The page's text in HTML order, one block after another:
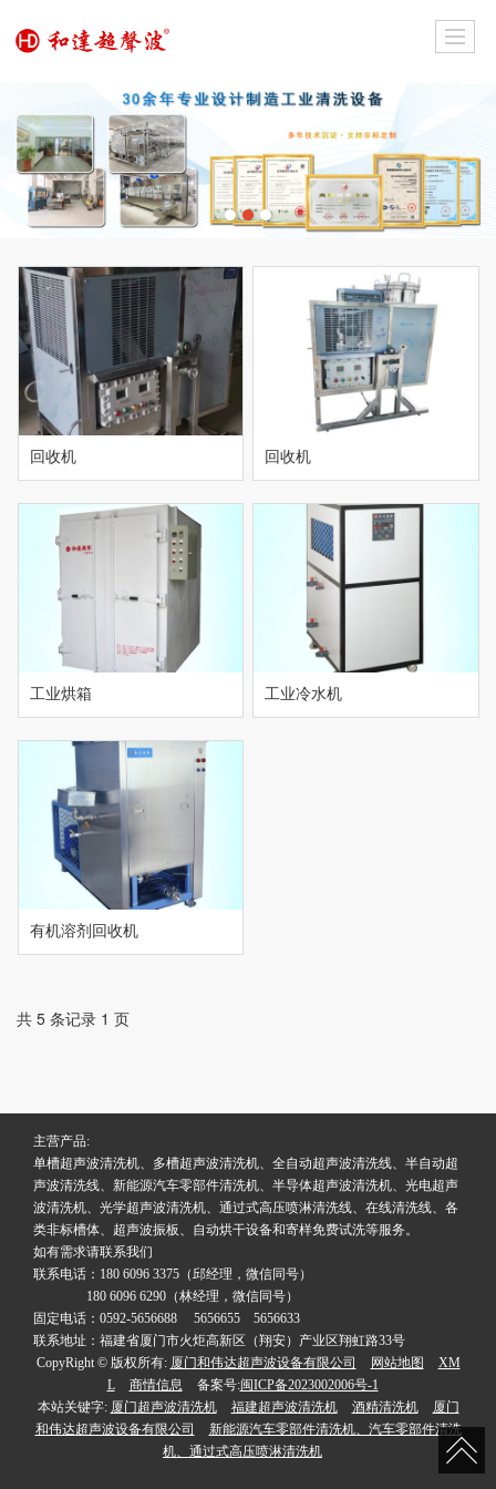
回收机 回收机
工业烘箱 工业冷水机
有机溶剂回收机
共 5 条记录 1 页
主营产品:
单槽超声波清洗机、多槽超声波清洗机、全自动超声波清洗线、半自动超
声波清洗线、新能源汽车零部件清洗机、半导体超声波清洗机、光电超声
波清洗机、光学超声波清洗机、通过式高压喷淋清洗线、在线清洗线、各
类非标槽体、超声波振板、自动烘干设备和寄样免费试洗等服务。
如有需求请联系我们
联系电话：180 6096 3375（邱经理，微信同号）
180 6096 6290（林经理，微信同号）
固定电话：0592-5656688 5656655 5656633
联系地址：福建省厦门市火炬高新区（翔安）产业区翔虹路33号
CopyRight © 版权所有: 厦门和伟达超声波设备有限公司 网站地图
XM
L
商情信息 备案号:闽ICP备2023002006号-1
本站关键字: 厦门超声波清洗机 福建超声波清洗机 酒精清洗机
厦门
和伟达超声波设备有限公司
新能源汽车零部件清洗机、汽车零部件清洗
机、通过式高压喷淋清洗机